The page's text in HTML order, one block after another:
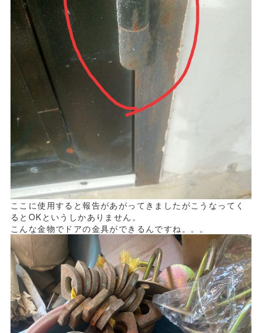
ここに使用すると報告があがってきましたがこうなってく
るとOKというしかありません。
こんな金物でドアの金具ができるんですね。。。